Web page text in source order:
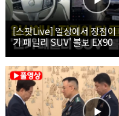
[스팟Live] 일상에서 장점이
기 패밀리 SUV' 볼보 EX90